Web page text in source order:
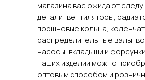
магазина вас ожидают
детали: вентиляторы,
поршневые кольца,
распределительные валы,
насосы, вкладыши и
наших изделий можно
оптовым способом и